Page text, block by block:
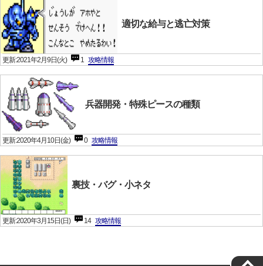
適切な給与と逃亡対策
更新:2021年2月9日(火) 1 攻略情報
兵器開発・特殊ピースの種類
更新:2020年4月10日(金) 0 攻略情報
裏技・バグ・小ネタ
更新:2020年3月15日(日) 14 攻略情報